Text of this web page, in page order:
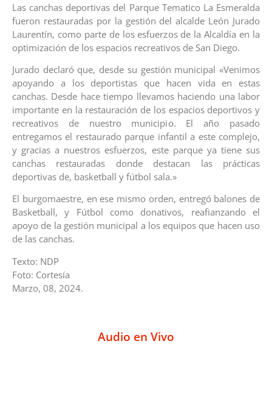
Las canchas deportivas del Parque Tematico La Esmeralda
fueron restauradas por la gestión del alcalde León Jurado
Laurentín, como parte de los esfuerzos de la Alcaldía en la
optimización de los espacios recreativos de San Diego.
Jurado declaró que, desde su gestión municipal «Venimos
apoyando a los deportistas que hacen vida en estas
canchas. Desde hace tiempo llevamos haciendo una labor
importante en la restauración de los espacios deportivos y
recreativos de nuestro municipio. El año pasado
entregamos el restaurado parque infantil a este complejo,
y gracias a nuestros esfuerzos, este parque ya tiene sus
canchas restauradas donde destacan las prácticas
deportivas de, basketball y fútbol sala.»
El burgomaestre, en ese mismo orden, entregó balones de
Basketball, y Fútbol como donativos, reafianzando el
apoyo de la gestión municipal a los equipos que hacen uso
de las canchas.
Texto: NDP
Foto: Cortesía
Marzo, 08, 2024.
Audio en Vivo